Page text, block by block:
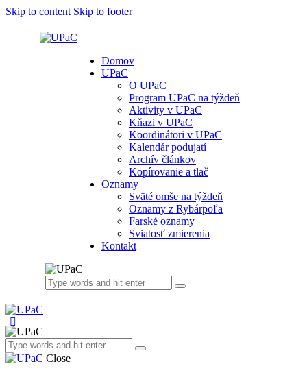
Skip to content Skip to footer
Domov
UPaC
O UPaC
Program UPaC na týždeň
Aktivity v UPaC
Kňazi v UPaC
Koordinátori v UPaC
Kalendár podujatí
Archív článkov
Kopírovanie a tlač
Oznamy
Sväté omše na týždeň
Oznamy z Rybárpoľa
Farské oznamy
Sviatosť zmierenia
Kontakt
Close